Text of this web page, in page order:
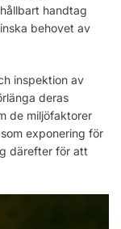
handtag
behovet av
inspektion av
deras
de miljöfaktorer
exponering för
därefter för att